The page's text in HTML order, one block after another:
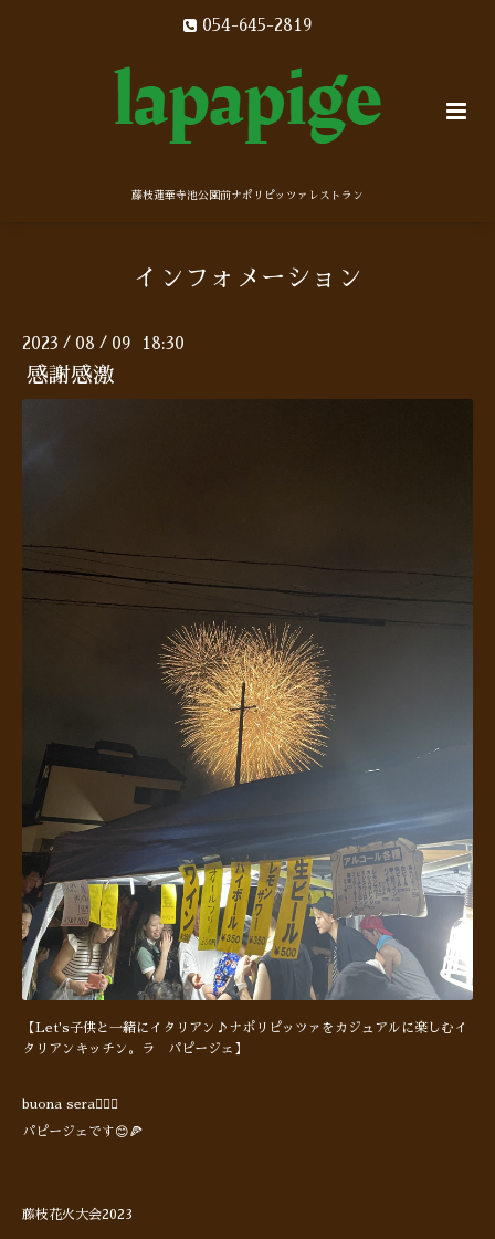
054-645-2819
藤枝蓮華寺池公園前ナポリピッツァレストラン
インフォメーション
2023 / 08 / 09 18:30
感謝感激
【Let's子供と一緒にイタリアン♪ナポリピッツァをカジュアルに楽しむイ
タリアンキッチン。ラ パピージェ】
buona sera🙋🏻‍♂️
パピージェです😊🍕
藤枝花火大会2023